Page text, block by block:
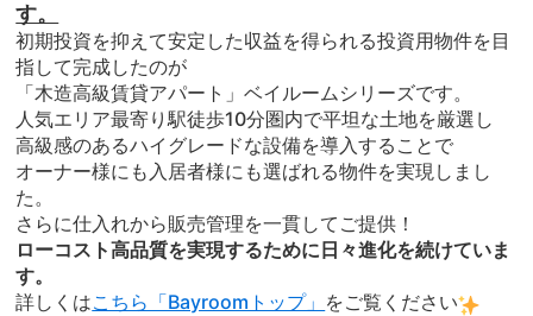
す。
初期投資を抑えて安定した収益を得られる投資用物件を目
指して完成したのが
「木造高級賃貸アパート」ベイルームシリーズです。
人気エリア最寄り駅徒歩10分圏内で平坦な土地を厳選し
高級感のあるハイグレードな設備を導入することで
オーナー様にも入居者様にも選ばれる物件を実現しまし
た。
さらに仕入れから販売管理を一貫してご提供！
ローコスト高品質を実現するために日々進化を続けていま
す。
詳しくはこちら「Bayroomトップ」 をご覧ください